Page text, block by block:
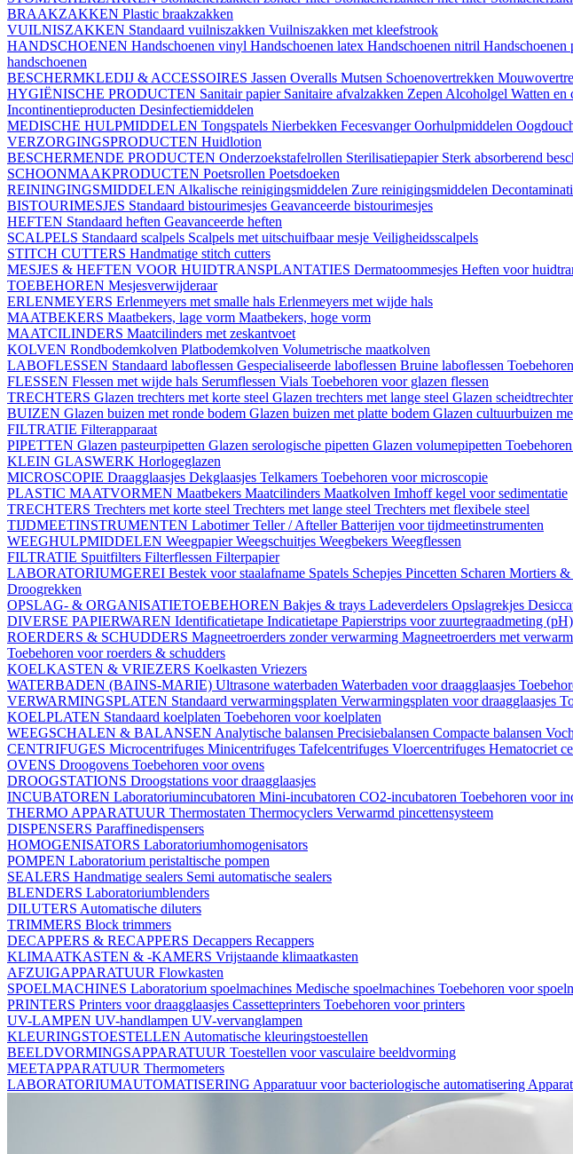
BRAAKZAKKEN Plastic braakzakken
VUILNISZAKKEN Standaard vuilniszakken Vuilniszakken met kleefstrook
HANDSCHOENEN Handschoenen vinyl Handschoenen latex Handschoenen nitril Handschoenen
handschoenen
BESCHERMKLEDIJ & ACCESSOIRES Jassen Overalls Mutsen Schoenovertrekken
HYGIËNISCHE PRODUCTEN Sanitair papier Sanitaire afvalzakken Zepen Alcoholgel Watten en
Incontinentieproducten Desinfectiemiddelen
MEDISCHE HULPMIDDELEN Tongspatels Nierbekken FecesvangerOorhulpmiddelen
VERZORGINGSPRODUCTEN Huidlotion
BESCHERMENDE PRODUCTEN Onderzoekstafelrollen Sterilisatiepapier Sterk absorberend
SCHOONMAAKPRODUCTEN Poetsrollen Poetsdoeken
REININGINGSMIDDELEN Alkalische reinigingsmiddelen Zure reinigingsmiddelen
BISTOURIMESJES Standaard bistourimesjes Geavanceerde bistourimesjes
HEFTEN Standaard heften Geavanceerde heften
SCALPELS Standaard scalpels Scalpels met uitschuifbaar mesje Veiligheidsscalpels
STITCH CUTTERS Handmatige stitch cutters
MESJES & HEFTEN VOOR HUIDTRANSPLANTATIES Dermatoommesjes Heften voor
TOEBEHOREN Mesjesverwijderaar
ERLENMEYERS Erlenmeyers met smalle hals Erlenmeyers met wijde hals
MAATBEKERS Maatbekers, lage vorm Maatbekers, hoge vorm
MAATCILINDERS Maatcilinders met zeskantvoet
KOLVEN Rondbodemkolven Platbodemkolven Volumetrische maatkolven
LABOFLESSEN Standaard laboflessen Gespecialiseerde laboflessen Bruine laboflessen
FLESSEN Flessen met wijde hals Serumflessen Vials Toebehoren voor glazen flessen
TRECHTERS Glazen trechters met korte steel Glazen trechters met lange steel Glazen
BUIZEN Glazen buizen met ronde bodem Glazen buizen met platte bodem Glazen cultuurbuizen
FILTRATIE Filterapparaat
PIPETTEN Glazen pasteurpipetten Glazen serologische pipetten Glazen volumepipetten
KLEIN GLASWERK Horlogeglazen
MICROSCOPIE Draagglaasjes Dekglaasjes Telkamers Toebehoren voor microscopie
PLASTIC MAATVORMEN Maatbekers Maatcilinders Maatkolven Imhoff kegel voor sedimentatie
TRECHTERS Trechters met korte steel Trechters met lange steel Trechters met flexibele steel
TIJDMEETINSTRUMENTEN LabotimerTeller / AftellerBatterijen voor tijdmeetinstrumenten
WEEGHULPMIDDELEN WeegpapierWeegschuitjes Weegbekers Weegflessen
FILTRATIE Spuitfilters Filterflessen Filterpapier
LABORATORIUMGEREI Bestek voor staalafname Spatels Schepjes Pincetten Scharen Mortiers &
Droogrekken
OPSLAG- & ORGANISATIETOEBEHOREN Bakjes & trays Ladeverdelers Opslagrekjes
DIVERSE PAPIERWAREN Identificatietape Indicatietape Papierstrips voor zuurtegraadmeting (pH)
ROERDERS & SCHUDDERS Magneetroerders zonder verwarming Magneetroerders met
Toebehoren voor roerders & schudders
KOELKASTEN & VRIEZERS Koelkasten Vriezers
WATERBADEN (BAINS-MARIE) Ultrasone waterbaden Waterbaden voor draagglaasjes
VERWARMINGSPLATEN Standaard verwarmingsplaten Verwarmingsplaten voor draagglaasjes
KOELPLATEN Standaard koelplaten Toebehoren voor koelplaten
WEEGSCHALEN & BALANSEN Analytische balansen Precisiebalansen Compacte balansen
CENTRIFUGES Microcentrifuges Minicentrifuges Tafelcentrifuges Vloercentrifuges Hematocriet
OVENS Droogovens Toebehoren voor ovens
DROOGSTATIONS Droogstations voor draagglaasjes
INCUBATOREN Laboratoriumincubatoren Mini-incubatoren CO2-incubatoren Toebehoren voor
THERMO APPARATUUR Thermostaten Thermocyclers Verwarmd pincettensysteem
DISPENSERS Paraffinedispensers
HOMOGENISATORS Laboratoriumhomogenisators
POMPEN Laboratorium peristaltische pompen
SEALERS Handmatige sealers Semi automatische sealers
BLENDERS Laboratoriumblenders
DILUTERS Automatische diluters
TRIMMERS Block trimmers
DECAPPERS & RECAPPERS Decappers Recappers
KLIMAATKASTEN & -KAMERS Vrijstaande klimaatkasten
AFZUIGAPPARATUUR Flowkasten
SPOELMACHINES Laboratorium spoelmachines Medische spoelmachines Toebehoren voor
PRINTERS Printers voor draagglaasjes Cassetteprinters Toebehoren voor printers
UV-LAMPEN UV-handlampen UV-vervanglampen
KLEURINGSTOESTELLEN Automatische kleuringstoestellen
BEELDVORMINGSAPPARATUUR Toestellen voor vasculaire beeldvorming
MEETAPPARATUUR Thermometers
LABORATORIUMAUTOMATISERING Apparatuur voor bacteriologische automatisering